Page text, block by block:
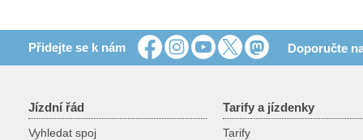
Přidejte se k nám Doporučte
Jízdní řád
Vyhledat spoj
Tarify a jízdenky
Tarify